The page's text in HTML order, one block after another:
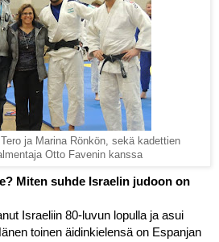
ja Marina Rönkön, sekä kadettien
Otto Favenin kanssa
Miten suhde Israelin judoon on
Israeliin 80-luvun lopulla ja asui
toinen äidinkielensä on Espanjan